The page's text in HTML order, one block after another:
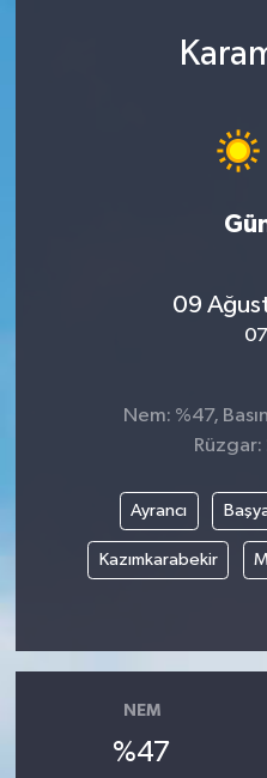
09
Nem: %47,
Ayrancı
Kazımkarabekir
NEM
%47